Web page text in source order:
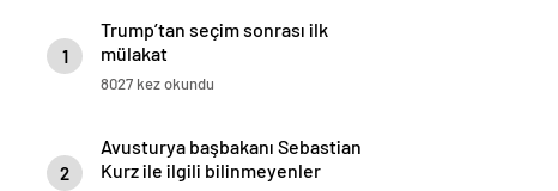
1
Trump’tan seçim sonrası ilk
mülakat
8027 kez okundu
2
Avusturya başbakanı Sebastian
Kurz ile ilgili bilinmeyenler